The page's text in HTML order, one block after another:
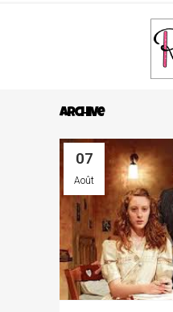
Archive
07
Août